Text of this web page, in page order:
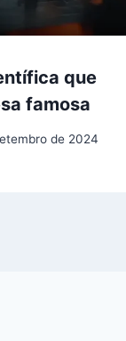
que
famosa
de 2024